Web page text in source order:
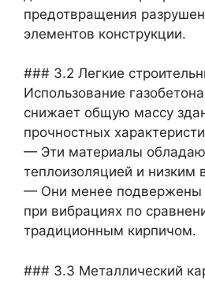
предотвращения
элементов конструкции.
### 3.2 Легкие
Использование
снижает общую массу
прочностных
— Эти материалы
теплоизоляцией и низким
— Они менее подвержены
при вибрациях по
традиционным кирпичом.
### 3.3 Металлический